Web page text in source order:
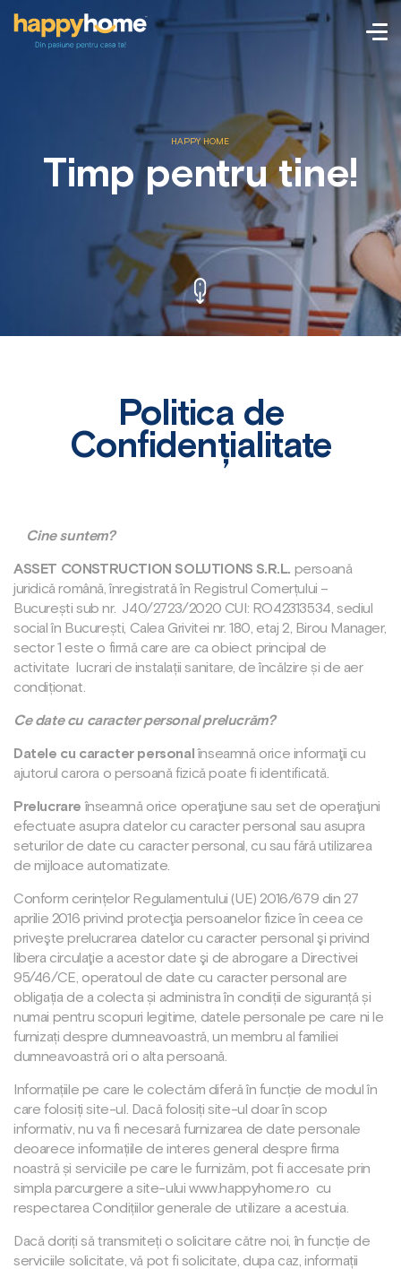
HAPPY HOME
Timp pentru tine!
Politica de
Confidențialitate
Cine suntem?
ASSET CONSTRUCTION SOLUTIONS S.R.L. persoană
juridică română, înregistrată în Registrul Comerțului –
București sub nr. J40/2723/2020 CUI: RO42313534 , sediul
social în București, Calea Grivitei nr. 180, etaj 2, Birou Manager,
sector 1 este o firmă care are ca obiect principal de
activitate
lucrari de instalații sanitare, de încălzire și de aer
condiționat
Ce date cu caracter personal prelucrăm?
Datele cu caracter personal înseamnă orice informaţii cu
ajutorul carora o persoană fizică poate fi identificată.
Prelucrare înseamnă orice operaţiune sau set de operaţiuni
efectuate asupra datelor cu caracter personal sau asupra
seturilor de date cu caracter personal, cu sau fără utilizarea
de mijloace automatizate.
Conform cerințelor Regulamentului (UE) 2016/679 din 27
aprilie 2016 privind protecţia persoanelor fizice în ceea ce
priveşte prelucrarea datelor cu caracter personal şi privind
libera circulaţie a acestor date şi de abrogare a Directivei
95/46/CE, operatoul de date cu caracter personal are
obligația de a colecta și administra în condiții de siguranță și
numai pentru scopuri legitime, datele personale pe care ni le
furnizați despre dumneavoastră, un membru al familiei
dumneavoastră ori o alta persoană.
Informațiile pe care le colectăm diferă în funcție de modul în
care folosiți site-ul. Dacă folosiți site-ul doar în scop
informativ, nu va fi necesară furnizarea de date personale
deoarece informațiile de interes general despre firma
noastră și serviciile pe care le furnizăm, pot fi accesate prin
simpla parcurgere a site-uluiwww.happyhome.ro cu
respectarea Condițiilor generale de utilizare a acestuia.
Dacă doriți să transmiteți o solicitare către noi, în funcție de
serviciile solicitate, vă pot fi solicitate, dupa caz, informații